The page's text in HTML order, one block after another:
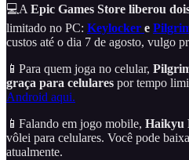
💻A Epic Games Store liberou
limitado no PC: Keylocker e
custos até o dia 7 de agosto, vulgo
📱Para quem joga no celular,
graça para celulares por tempo
Android aqui.
📱Falando em jogo mobile, Haikyu
vôlei para celulares. Você pode
atualmente.